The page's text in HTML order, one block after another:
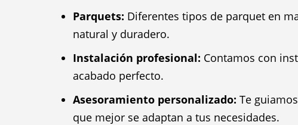
Parquets: Diferentes tipos de parquet en
natural y duradero.
Instalación profesional: Contamos con
acabado perfecto.
Asesoramiento personalizado: Te
que mejor se adaptan a tus necesidades.